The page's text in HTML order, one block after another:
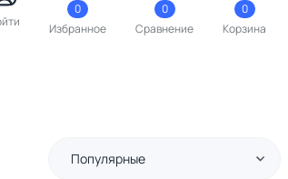
0
Избранное
0
Сравнение
0
Корзина
Популярные